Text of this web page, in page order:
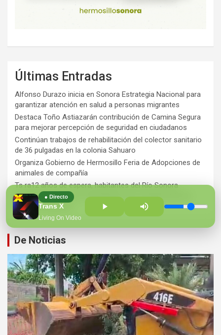
● Directo
Trans X
Living On Video
Últimas Entradas
Alfonso Durazo inicia en Sonora Estrategia Nacional para
garantizar atención en salud a personas migrantes
Destaca Toño Astiazarán contribución de Camina Segura
para mejorar percepción de seguridad en ciudadanos
Continúan trabajos de rehabilitación del colector sanitario
de 36 pulgadas en la colonia Sahuaro
Organiza Gobierno de Hermosillo Feria de Adopciones de
animales de compañía
Ts ra12 años de espera, habitantes del Río Sonora
agradecen a Durazo y Sheinbaum por construcción de
Hospital Regional
De Noticias